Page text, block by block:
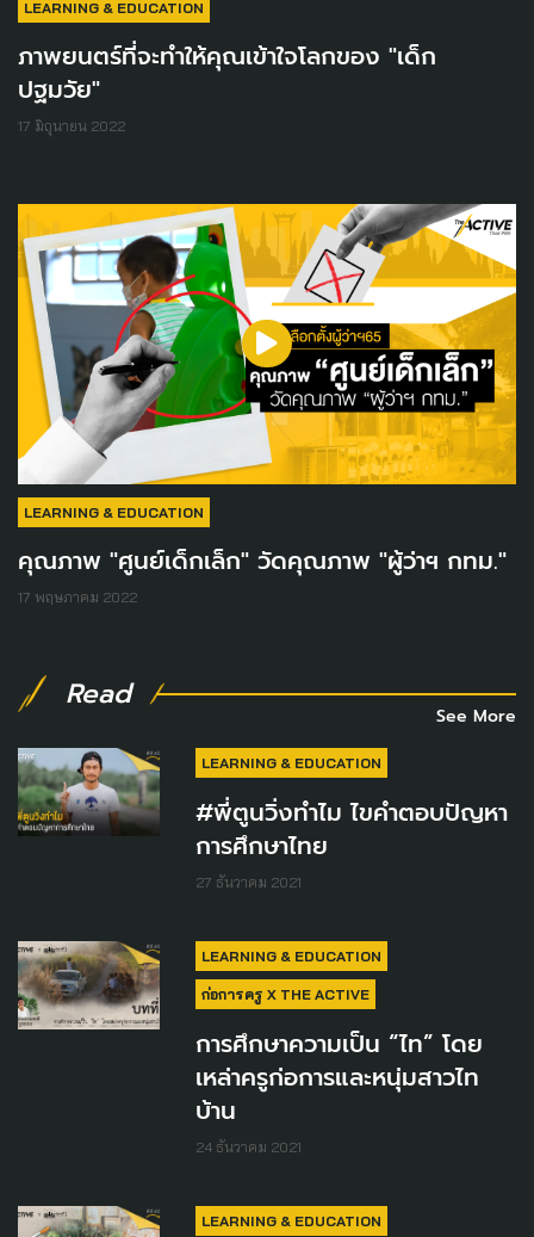
LEARNING & EDUCATION
ภาพยนตร์ที่จะทำให้คุณเข้าใจโลกของ "เด็ก
ปฐมวัย"
17 มิถุนายน 2022
LEARNING & EDUCATION
คุณภาพ "ศูนย์เด็กเล็ก" วัดคุณภาพ "ผู้ว่าฯ กทม."
17 พฤษภาคม 2022
Read
See More
LEARNING & EDUCATION
#พี่ตูนวิ่งทำไม ไขคำตอบปัญหา
การศึกษาไทย
27 ธันวาคม 2021
LEARNING & EDUCATION
ก่อการครู X THE ACTIVE
การศึกษาความเป็น “ไท” โดย
เหล่าครูก่อการและหนุ่มสาวไท
บ้าน
24 ธันวาคม 2021
LEARNING & EDUCATION